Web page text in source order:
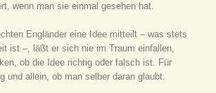
wenn man sie einmal gesehen hat.
Engländer eine Idee mitteilt – was stets
ist –, läßt er sich nie im Traum einfallen,
ob die Idee richtig oder falsch ist. Für
und allein, ob man selber daran glaubt.